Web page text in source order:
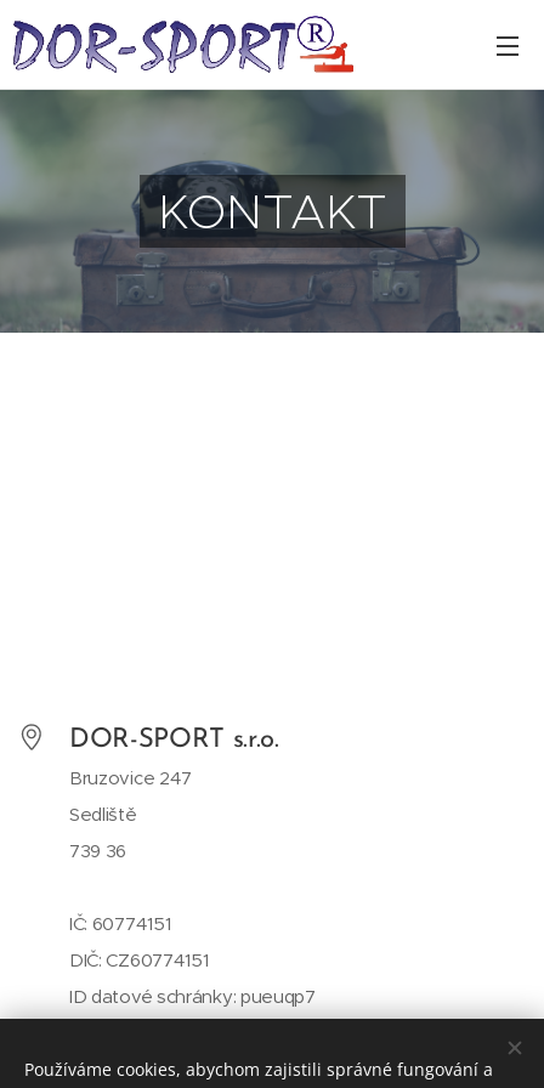
KONTAKT
DOR-SPORT s.r.o.
Bruzovice 247
Sedliště
739 36
IČ: 60774151
DIČ: CZ60774151
ID datové schránky: pueuqp7
Používáme cookies, abychom zajistili správné fungování a